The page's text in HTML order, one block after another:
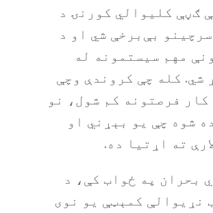
ګڼې کلیوالي کورنۍ د
بې‌برخې شي او د
مهم سیستمونه له
شي. کله چې کروندې وچې
کار فرصتونه کم شول، نو
شوه چې یو بېړني او
ته اړتیا ده.
بحران په ځواب کې، د
نړیوالې کمېټې یو نوی